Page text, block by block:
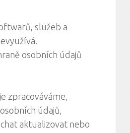
služeb a
osobních údajů
zpracováváme,
údajů,
aktualizovat nebo